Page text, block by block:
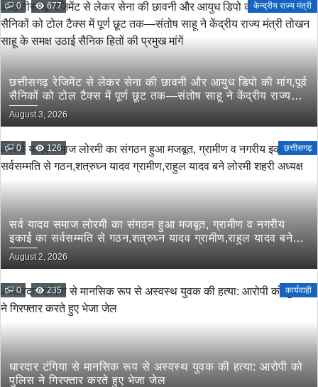
0 677 केन्द्रीय राज्य मंत्री
छत्तीसगढ़ रेजिमेंट से लेकर सेना की छावनी और आयुध डिपो की मांग,पूर्व
सैनिकों को टोल टैक्स में पूर्ण छूट तक—संतोष साहू ने केंद्रीय राज्य
मंत्री तोखन साहू के समक्ष उठाई सैनिक हितों की प्रमुख मांगें
August 3, 2026
0 126 छत्तीसगढ़
सर्व यादव समाज लोरमी का संगठन हुआ मजबूत, ग्रामीण व नगरीय
इकाई का सर्वसम्मति से गठन,शत्रुघ्न यादव ग्रामीण,राहुल यादव बने
लोरमी शहरी अध्यक्ष
August 2, 2026
0 235 कार्यवाही
धारदार टंगिया से मानसिक रूप से अस्वस्थ युवक की हत्या: आरोपी को
पुलिस ने गिरफ्तार करते हुए भेजा जेल